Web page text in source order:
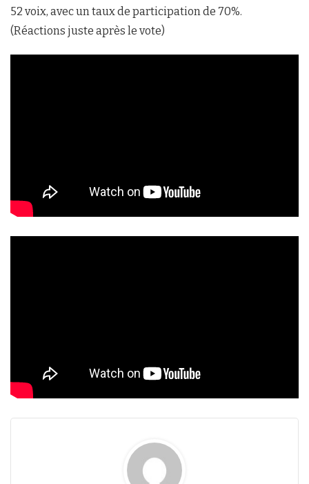
52 voix, avec un taux de participation de 70%.
(Réactions juste après le vote)